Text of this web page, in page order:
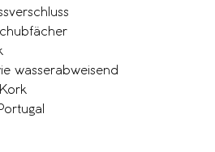
wasserabweisend